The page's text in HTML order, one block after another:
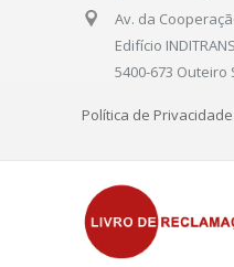
Av. da
Edifício
5400-673 Outeiro
Política de